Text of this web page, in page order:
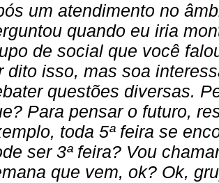
um atendimento no
quando eu iria
de social que você
dito isso, mas soa
questões diversas.
Para pensar o futuro,
toda 5ª feira se
ser 3ª feira? Vou
que vem, ok? Ok,